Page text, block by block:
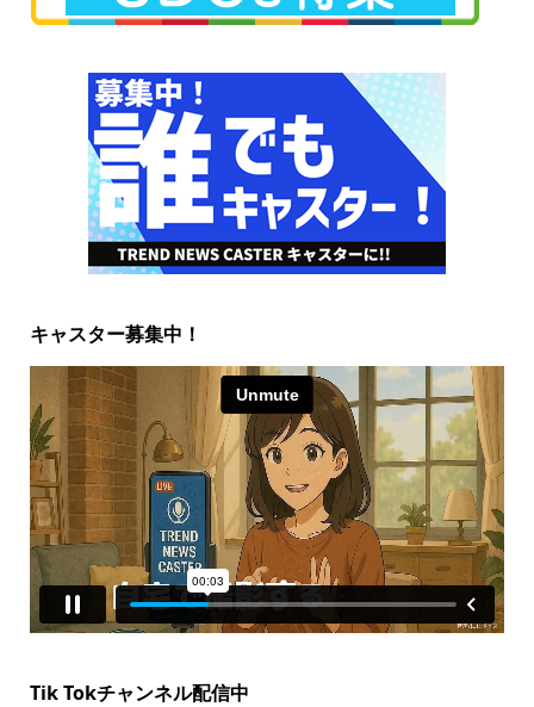
キャスター募集中！
Tik Tokチャンネル配信中